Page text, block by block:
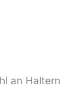
an Haltern